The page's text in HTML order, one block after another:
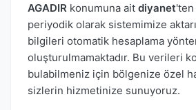
AGADIR konumuna ait diyanet'ten
periyodik olarak sistemimize
bilgileri otomatik hesaplama
oluşturulmamaktadır. Bu verileri
bulabilmeniz için bölgenize özel
sizlerin hizmetinize sunuyoruz.